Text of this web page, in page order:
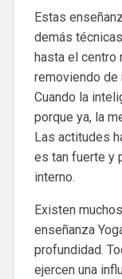
Estas
demás
hasta el centro
removiendo de
Cuando la
porque ya, la
Las actitudes
es tan fuerte y
interno.
Existen
enseñanza
profundidad.
ejercen una